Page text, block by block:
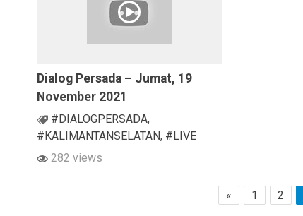
Dialog Persada – Jumat, 19
November 2021
#DIALOGPERSADA,
#KALIMANTANSELATAN, #LIVE
282 views
« 1 2